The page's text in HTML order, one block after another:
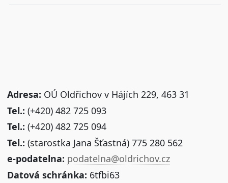
Adresa: OÚ Oldřichov v Hájích 229, 463 31
Tel.: (+420) 482 725 093
Tel.: (+420) 482 725 094
Tel.: (starostka Jana Šťastná) 775 280 562
e-podatelna: podatelna@oldrichov.cz
Datová schránka: 6tfbi63